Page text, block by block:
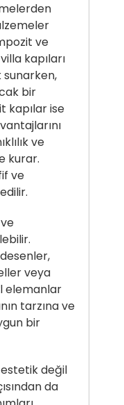
ve
kapıları
sunarken,
bir
kapılar ise
ve
kurar.
ve
veya
elemanlar
tarzına ve
bir
estetik değil
da